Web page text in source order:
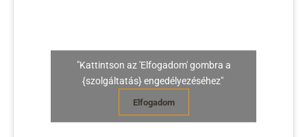
"Kattintson az 'Elfogadom' gombra a
{szolgáltatás} engedélyezéséhez"
Elfogadom